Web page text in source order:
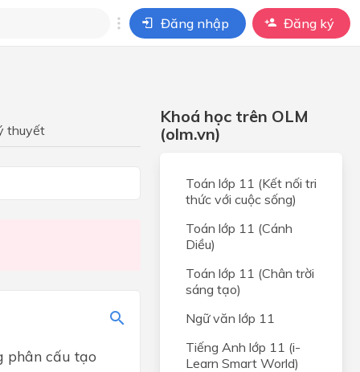
Đăng nhập Đăng ký
thuyết
phân cấu tạo
Khoá học trên OLM
(olm.vn)
Toán lớp 11 (Kết nối tri
thức với cuộc sống)
Toán lớp 11 (Cánh
Diều)
Toán lớp 11 (Chân trời
sáng tạo)
Ngữ văn lớp 11
Tiếng Anh lớp 11 (i-
Learn Smart World)